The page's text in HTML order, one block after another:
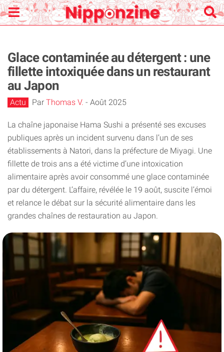
Glace contaminée au détergent : une
fillette intoxiquée dans un restaurant
au Japon
Actu Par Thomas V. - Août 2025
La chaîne japonaise Hama Sushi a présenté ses excuses
publiques après un incident survenu dans l’un de ses
établissements à Natori, dans la préfecture de Miyagi. Une
fillette de trois ans a été victime d’une intoxication
alimentaire après avoir consommé une glace contaminée
par du détergent. L’affaire, révélée le 19 août, suscite l’émoi
et relance le débat sur la sécurité alimentaire dans les
grandes chaînes de restauration au Japon.